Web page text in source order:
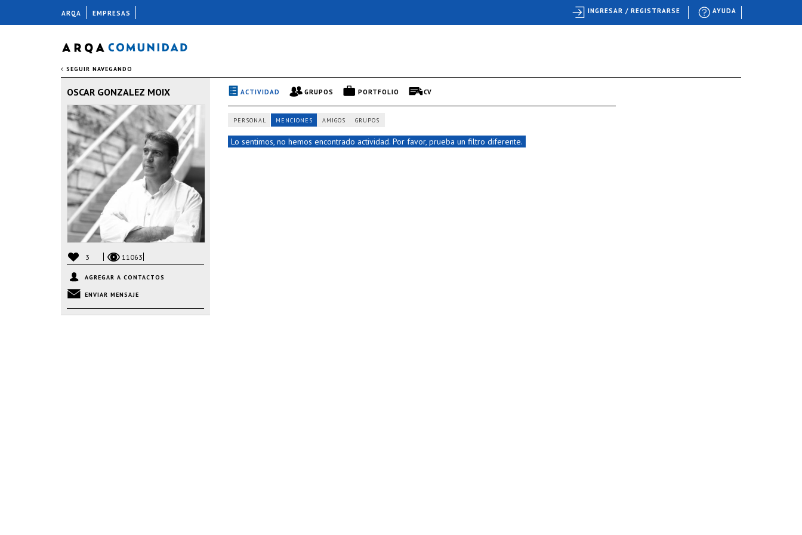
SEGUIR NAVEGANDO
OSCAR GONZALEZ MOIX
3 11063
AGREGAR A CONTACTOS
ENVIAR MENSAJE
ACTIVIDAD GRUPOS PORTFOLIO CV
PERSONAL MENCIONES AMIGOS GRUPOS
Lo sentimos, no hemos encontrado actividad. Por favor, prueba un filtro diferente.
ARQA EMPRESAS AYUDA
INGRESAR / REGISTRARSE